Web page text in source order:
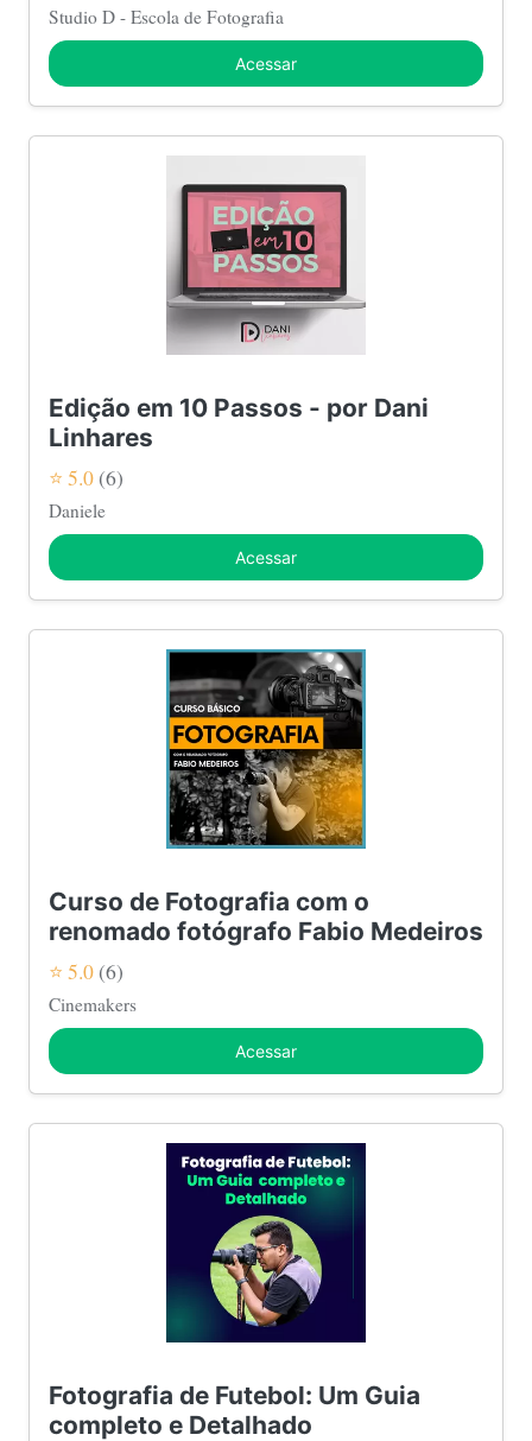
Studio D - Escola de Fotografia
Acessar
Edição em 10 Passos - por Dani
Linhares
⭐ 5.0 (6)
Daniele
Acessar
Curso de Fotografia com o
renomado fotógrafo Fabio Medeiros
⭐ 5.0 (6)
Cinemakers
Acessar
Fotografia de Futebol: Um Guia
completo e Detalhado